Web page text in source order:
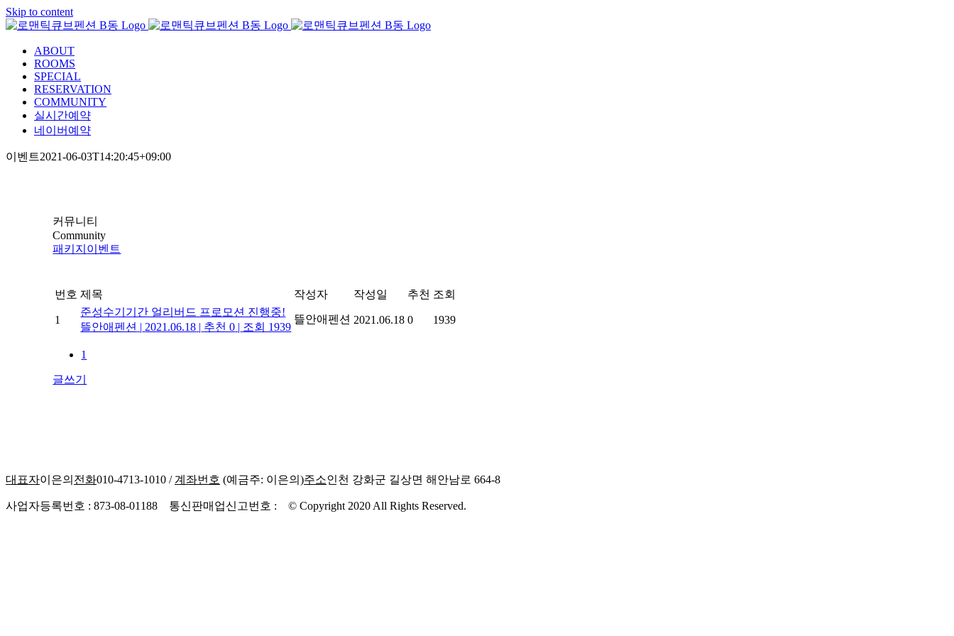
Skip to content
ABOUT
ROOMS
SPECIAL
RESERVATION
COMMUNITY
실시간예약
네이버예약
이벤트2021-06-03T14:20:45+09:00
커뮤니티
Community
패키지 이벤트
번호 제목 작성자 작성일 추천 조회
1
준성수기기간 얼리버드 프로모션 진행중!
뜰안애펜션 | 2021.06.18 | 추천 0 | 조회 1939
뜰안애펜션 2021.06.18 0 1939
1
글쓰기
대표자이은의 전화010-4713-1010 /계좌번호 (예금주: 이은의)주소인천 강화군 길상면 해안남로 664-8
사업자등록번호 : 873-08-01188 통신판매업신고번호 : © Copyright 2020 All Rights Reserved.